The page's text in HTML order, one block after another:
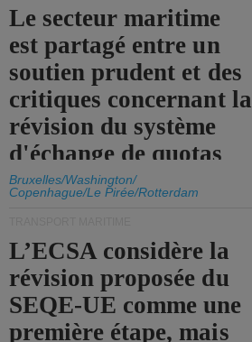
Le secteur maritime
est partagé entre un
soutien prudent et des
critiques concernant la
révision du système
d'échange de quotas
d'émission de l'UE.
Bruxelles/Washington/
Copenhague/Le Pirée/Rotterdam
L’ECSA considère la
révision proposée du
SEQE-UE comme une
première étape, mais